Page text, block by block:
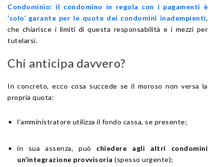
Condominio: il condomino in regola con i pagamenti è
‘solo’ garante per le quote dei condomini inadempienti,
che chiarisce i limiti di questa responsabilità e i mezzi per
tutelarsi.
Chi anticipa davvero?
In concreto, ecco cosa succede se il moroso non versa la
propria quota:
l’amministratore utilizza il fondo cassa, se presente;
in sua assenza, può chiedere agli altri condomini
un’integrazione provvisoria (spesso urgente);